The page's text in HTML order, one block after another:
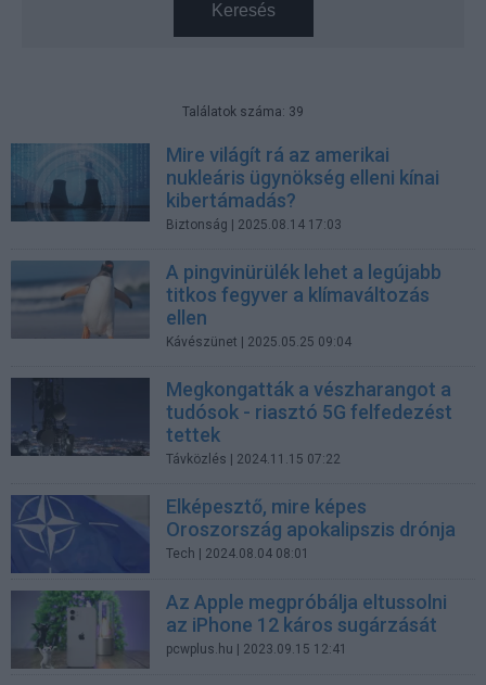
Keresés
Találatok száma: 39
Mire világít rá az amerikai
nukleáris ügynökség elleni kínai
kibertámadás?
Biztonság | 2025.08.14 17:03
A pingvinürülék lehet a legújabb
titkos fegyver a klímaváltozás
ellen
Kávészünet | 2025.05.25 09:04
Megkongatták a vészharangot a
tudósok - riasztó 5G felfedezést
tettek
Távközlés | 2024.11.15 07:22
Elképesztő, mire képes
Oroszország apokalipszis drónja
Tech | 2024.08.04 08:01
Az Apple megpróbálja eltussolni
az iPhone 12 káros sugárzását
pcwplus.hu | 2023.09.15 12:41